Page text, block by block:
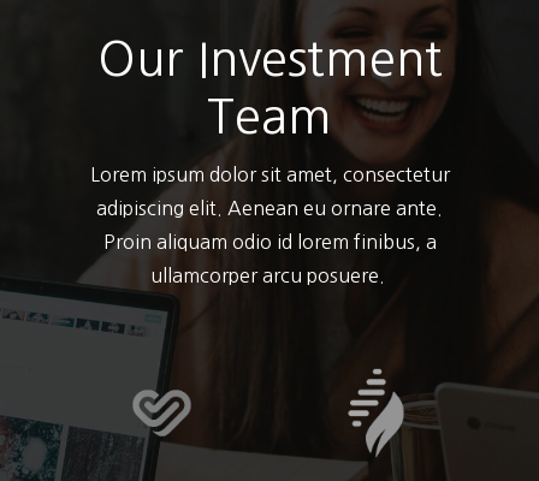
Our Investment
Team
Lorem ipsum dolor sit amet, consectetur
adipiscing elit. Aenean eu ornare ante.
Proin aliquam odio id lorem finibus, a
ullamcorper arcu posuere.